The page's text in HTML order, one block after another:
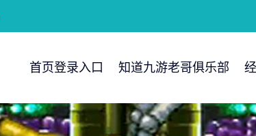
首页登录入口 知道九游老哥俱乐部